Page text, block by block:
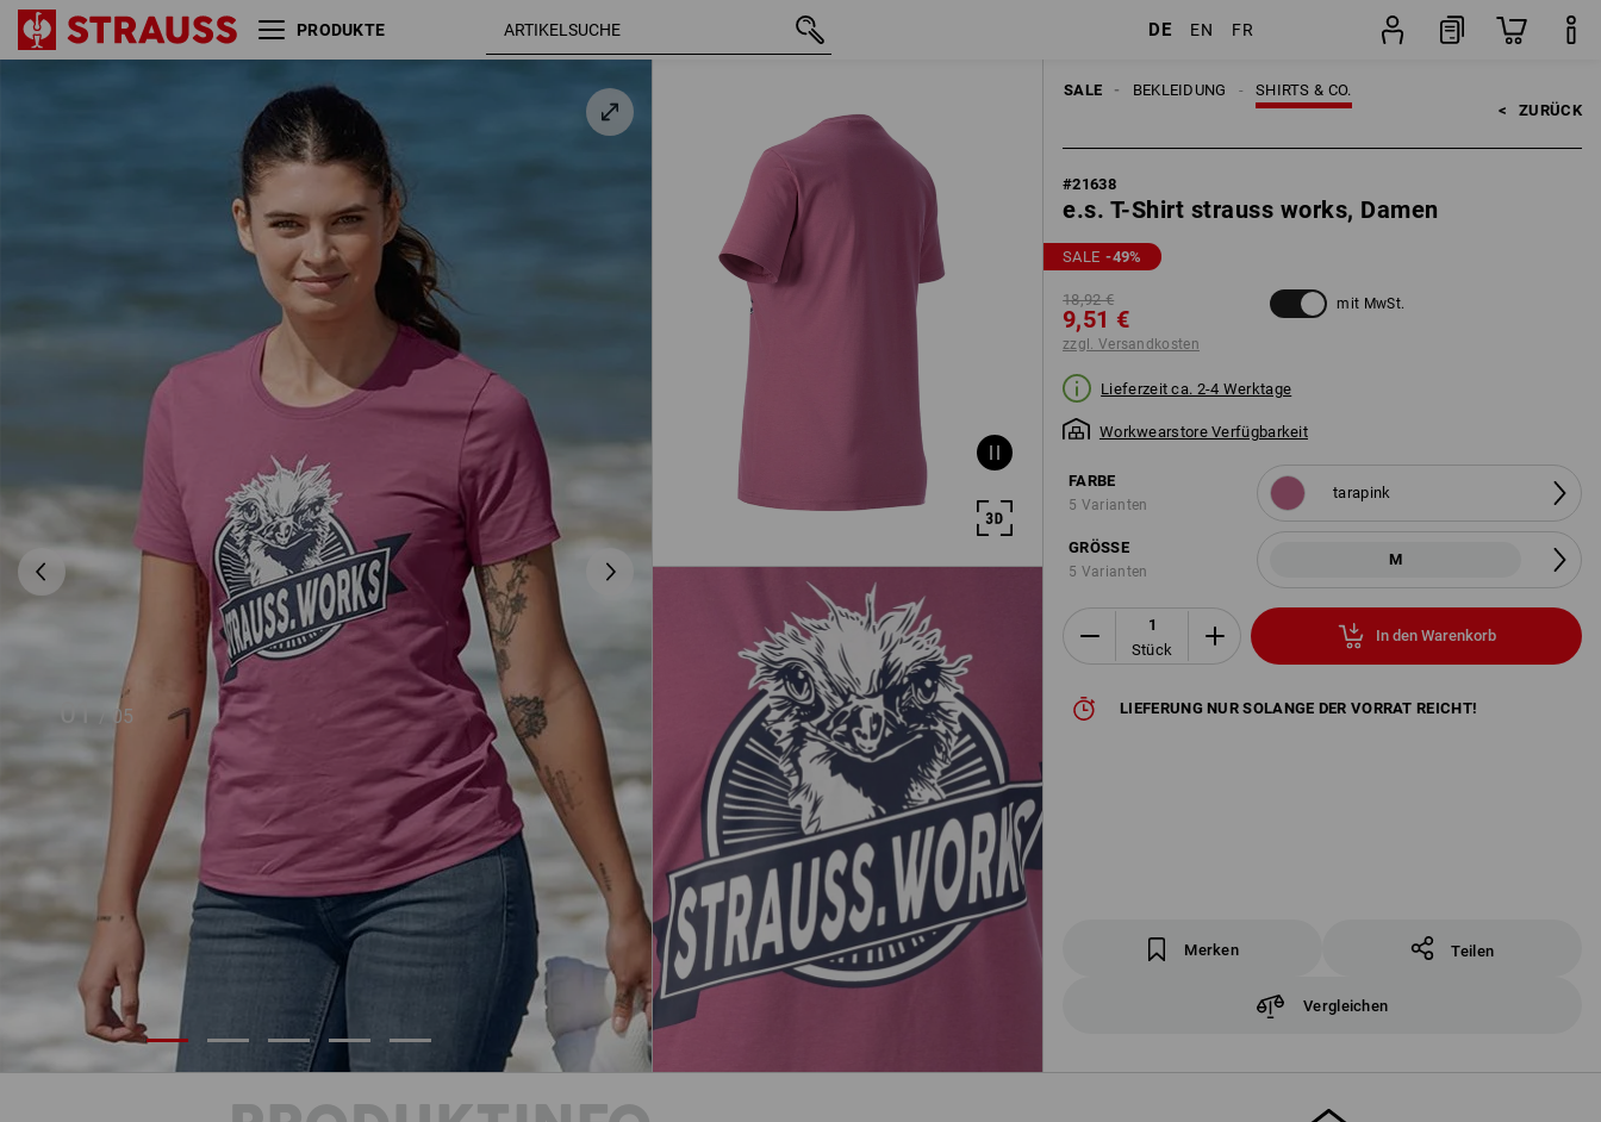
PRODUKTE DE EN FR
01 05
SALE SHIRTS & CO.
BEKLEIDUNG
< ZURÜCK
#21638
e.s. T-Shirt strauss works, Damen
SALE -49%
18,92 €
9,51 €
zzgl. Versandkosten
mit MwSt.
Lieferzeit ca. 2-4 Werktage
Workwearstore Verfügbarkeit
FARBE
5 Varianten
tarapink
GRÖSSE
5 Varianten
M
Stück
In den Warenkorb
LIEFERUNG NUR SOLANGE DER VORRAT REICHT!
Merken Teilen
Vergleichen
e.s. T-Shirt strauss works,
tarapink M